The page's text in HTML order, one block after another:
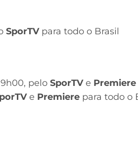
SporTVpara todo o Brasil
pelo SporTVe Premiere
e Premiere para todo o